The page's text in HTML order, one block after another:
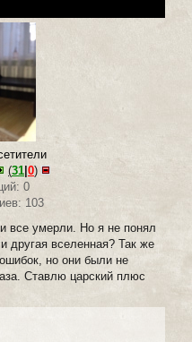
(31 0)
0
103
все умерли. Но я не понял
другая вселенная? Так же
но они были не
Ставлю царский плюс